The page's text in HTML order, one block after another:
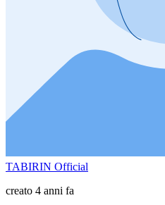
TABIRIN Official
creato 4 anni fa